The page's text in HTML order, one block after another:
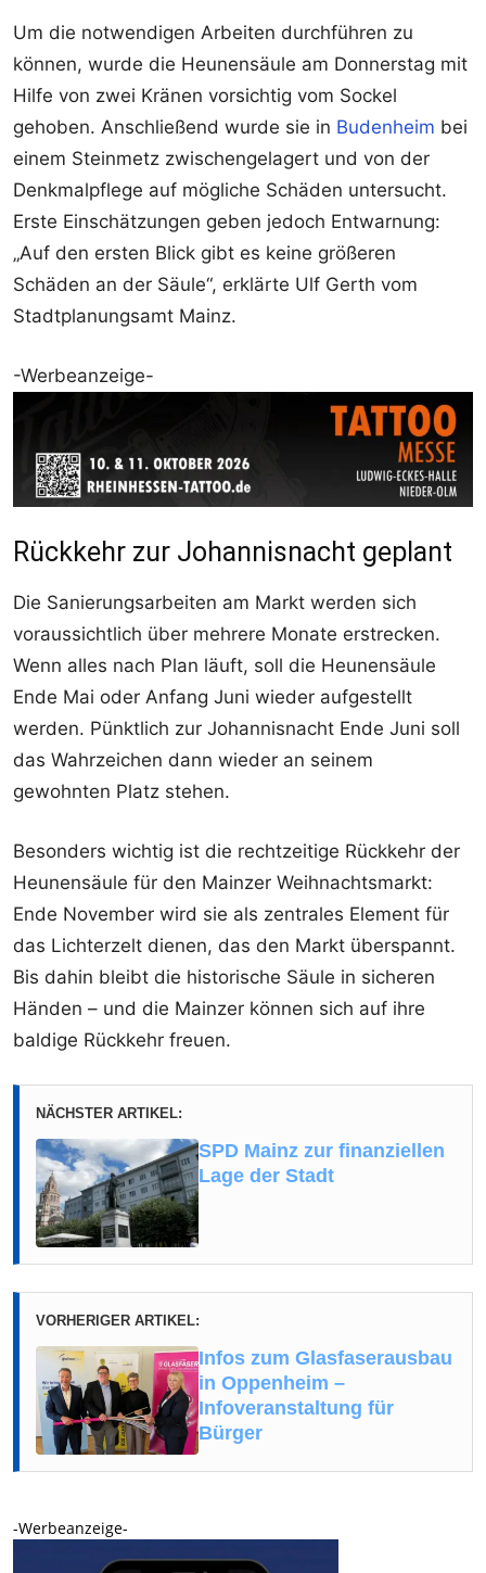
Um die notwendigen Arbeiten durchführen zu
können, wurde die Heunensäule am Donnerstag mit
Hilfe von zwei Kränen vorsichtig vom Sockel
gehoben. Anschließend wurde sie in Budenheim bei
einem Steinmetz zwischengelagert und von der
Denkmalpflege auf mögliche Schäden untersucht.
Erste Einschätzungen geben jedoch Entwarnung:
„Auf den ersten Blick gibt es keine größeren
Schäden an der Säule“, erklärte Ulf Gerth vom
Stadtplanungsamt Mainz.
-Werbeanzeige-
Rückkehr zur Johannisnacht geplant
Die Sanierungsarbeiten am Markt werden sich
voraussichtlich über mehrere Monate erstrecken.
Wenn alles nach Plan läuft, soll die Heunensäule
Ende Mai oder Anfang Juni wieder aufgestellt
werden. Pünktlich zur Johannisnacht Ende Juni soll
das Wahrzeichen dann wieder an seinem
gewohnten Platz stehen.
Besonders wichtig ist die rechtzeitige Rückkehr der
Heunensäule für den Mainzer Weihnachtsmarkt:
Ende November wird sie als zentrales Element für
das Lichterzelt dienen, das den Markt überspannt.
Bis dahin bleibt die historische Säule in sicheren
Händen – und die Mainzer können sich auf ihre
baldige Rückkehr freuen.
NÄCHSTER ARTIKEL:
SPD Mainz zur finanziellen
Lage der Stadt
VORHERIGER ARTIKEL:
Infos zum Glasfaserausbau
in Oppenheim –
Infoveranstaltung für
Bürger
-Werbeanzeige-